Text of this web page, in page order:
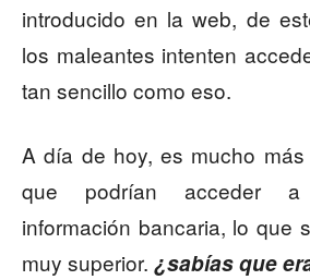
introducido en la web, de
los maleantes intenten
tan sencillo como eso.
A día de hoy, es mucho
que podrían acceder
información bancaria, lo que
muy superior. ¿sabías que